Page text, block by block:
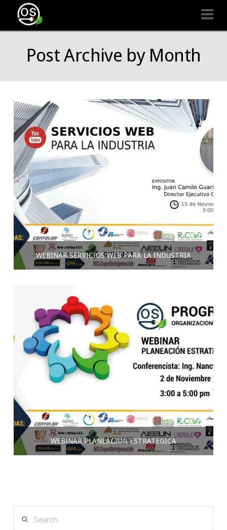
Organizaciones
Seguras
Post Archive by Month
WEBINAR SERVICIOS WEB PARA LA INDUSTRIA
WEBINAR PLANEACIÓN ESTRATÉGICA